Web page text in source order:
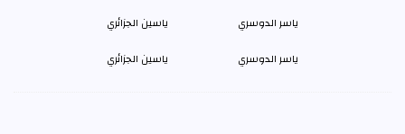
ياسر الدوسري ياسين الجزائري